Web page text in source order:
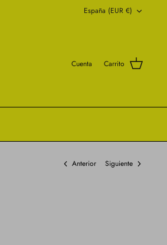
Moneda
España (EUR €)
Cuenta Carrito
Anterior Siguiente